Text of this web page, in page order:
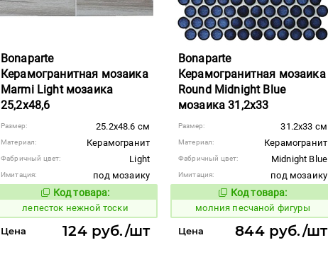
Bonaparte
Керамогранитная мозаика
Marmi Light мозаика
25,2x48,6
Размер: 25.2x48.6 см
Материал: Керамогранит
Фабричный цвет: Light
Имитация:
под мозаику
Код товара:
867481 Код товара:
лепесток нежной тоски
Цена 124 руб./шт
Bonaparte
Керамогранитная мозаика
Round Midnight Blue
мозаика 31,2x33
Размер: 31.2x33 см
Материал: Керамогранит
Фабричный цвет: Midnight Blue
Имитация:
под мозаику
Код товара:
1009115 Код товара:
молния песчаной фигуры
Цена 844 руб./шт